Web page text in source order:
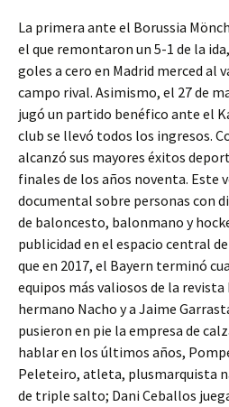
La primera ante el Borussia
el que remontaron un 5-1 de la
goles a cero en Madrid merced al
campo rival. Asimismo, el 27 de
jugó un partido benéfico ante el
club se llevó todos los ingresos.
alcanzó sus mayores éxitos
finales de los años noventa. Este
documental sobre personas con
de baloncesto, balonmano y
publicidad en el espacio central
que en 2017, el Bayern terminó
equipos más valiosos de la revista
hermano Nacho y a Jaime
pusieron en pie la empresa de
hablar en los últimos años,
Peleteiro, atleta, plusmarquista
de triple salto; Dani Ceballos